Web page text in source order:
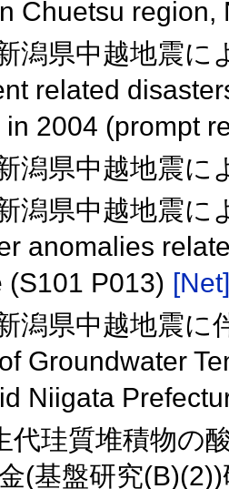
Chuetsu
潟県中越地震に
related
in 2004 (prompt
潟県中越地震に
潟県中越地震
anomalies
(S101 P013) [Net]
潟県中越地震
Groundwater
Niigata
代珪質堆積物の
(基盤研究